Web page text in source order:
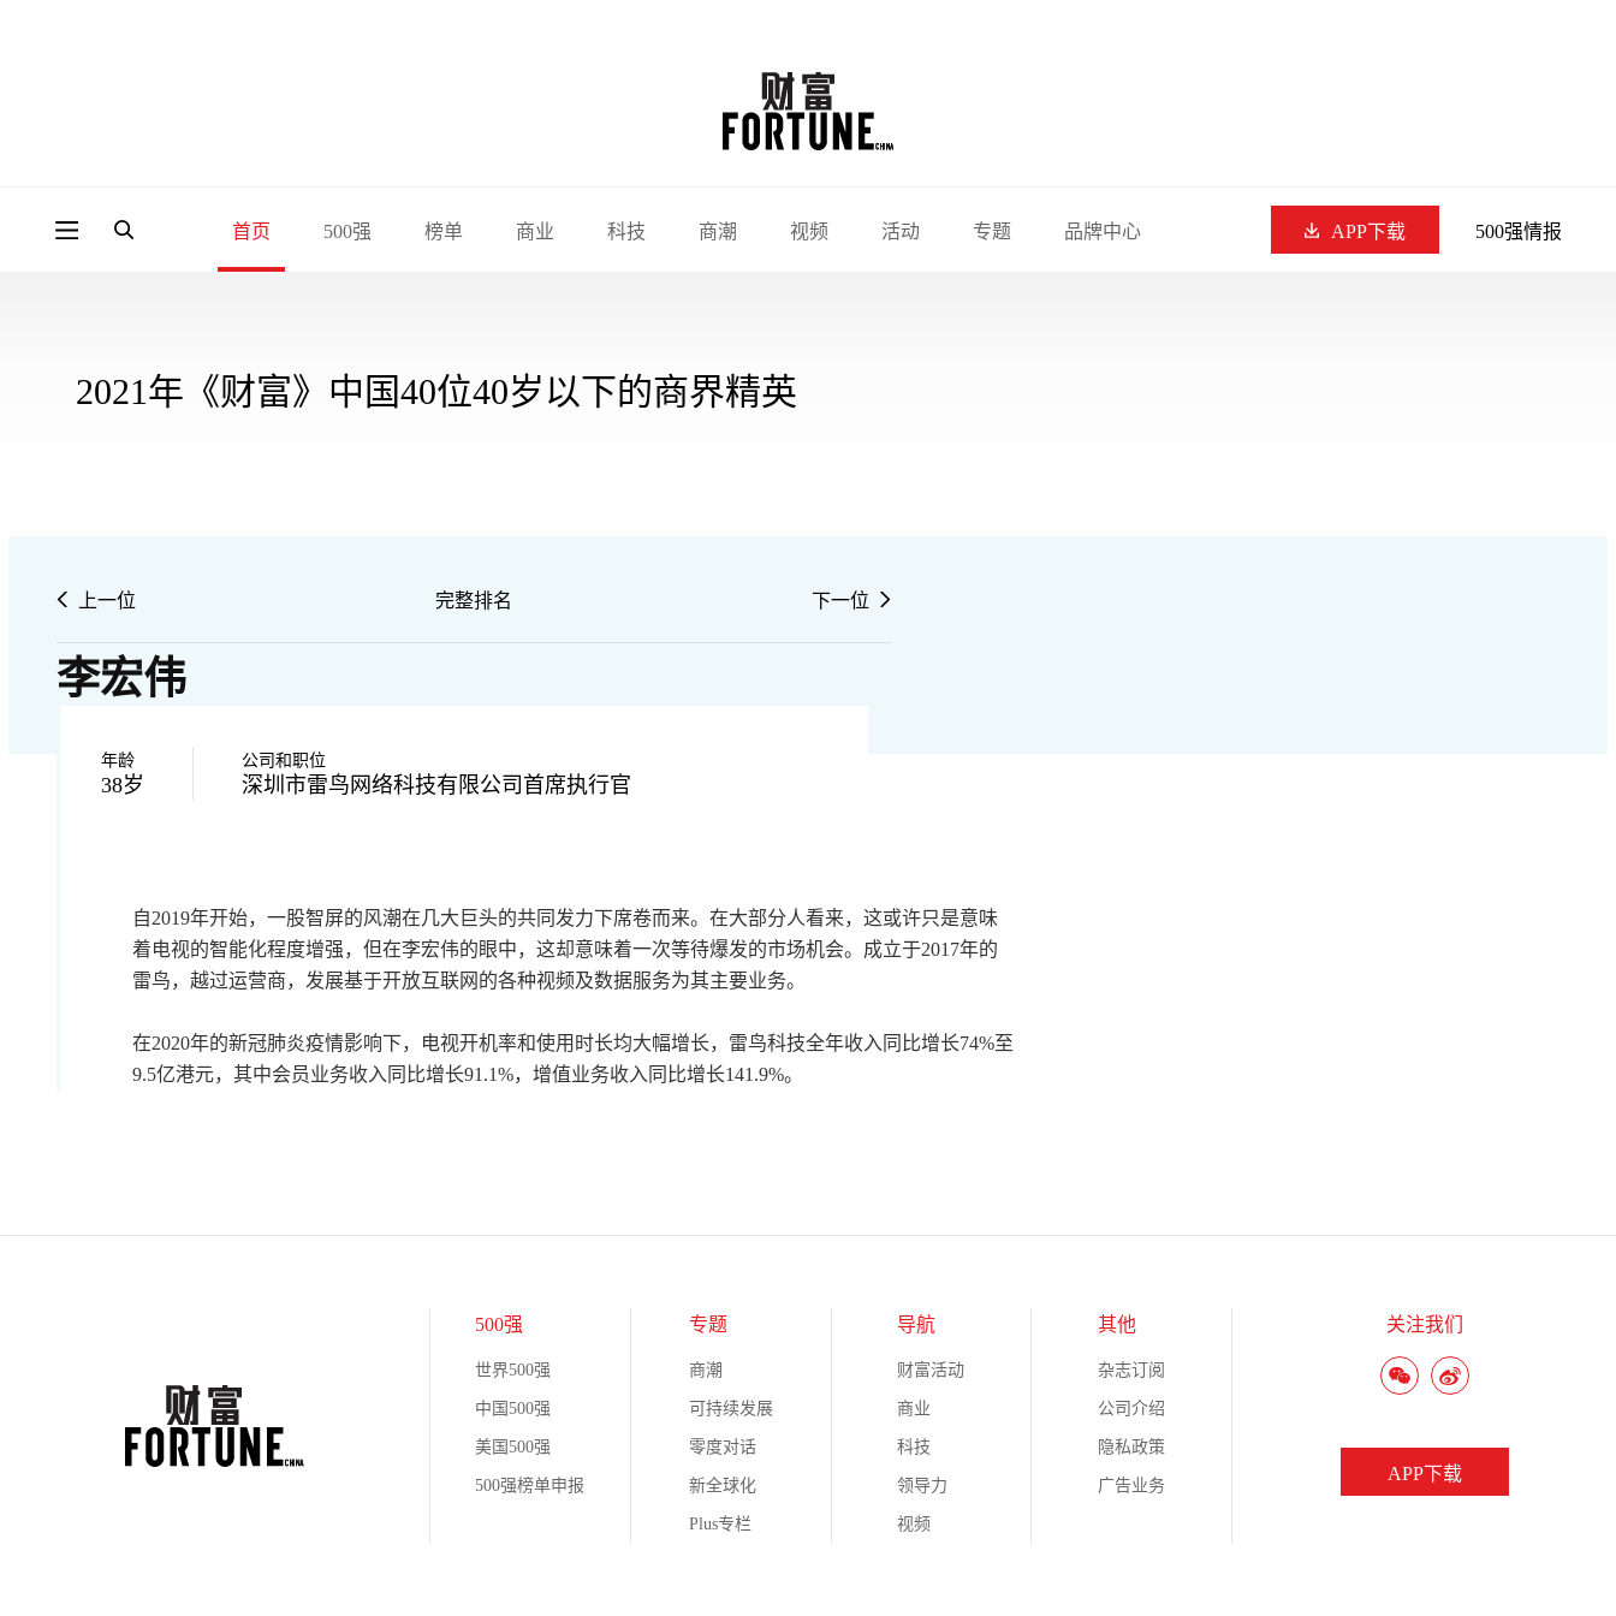
首页 500强 榜单 商业 科技 商潮 视频 活动 专题 品牌中心 APP下载 500强情报
2021年《财富》中国40位40岁以下的商界精英
上一位 完整排名 下一位
李宏伟
年龄
38岁
公司和职位
深圳市雷鸟网络科技有限公司首席执行官
自2019年开始，一股智屏的风潮在几大巨头的共同发力下席卷而来。在大部分人看来，这或许只是意味
着电视的智能化程度增强，但在李宏伟的眼中，这却意味着一次等待爆发的市场机会。成立于2017年的
雷鸟，越过运营商，发展基于开放互联网的各种视频及数据服务为其主要业务。
在2020年的新冠肺炎疫情影响下，电视开机率和使用时长均大幅增长，雷鸟科技全年收入同比增长74%至
9.5亿港元，其中会员业务收入同比增长91.1%，增值业务收入同比增长141.9%。
500强
世界500强
中国500强
美国500强
500强榜单申报
专题
商潮
可持续发展
零度对话
新全球化
Plus专栏
导航
财富活动
商业
科技
领导力
视频
其他
杂志订阅
公司介绍
隐私政策
广告业务
关注我们
APP下载